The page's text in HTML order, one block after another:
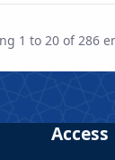
1 to 20 of 286
Access